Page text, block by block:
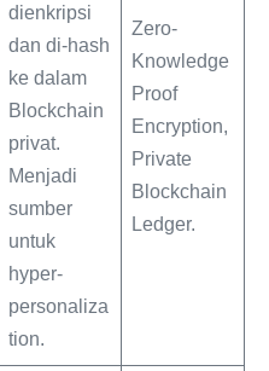
dienkripsi
dan di-hash
ke dalam
Blockchain
privat.
Menjadi
sumber
untuk
hyper-
personaliza
tion.
Zero-
Knowledge
Proof
Encryption,
Private
Blockchain
Ledger.